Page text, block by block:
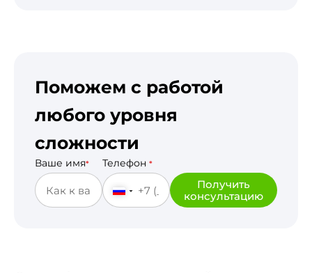
Поможем с работой
любого уровня
сложности
Ваше имя* Телефон *
Получить
консультацию